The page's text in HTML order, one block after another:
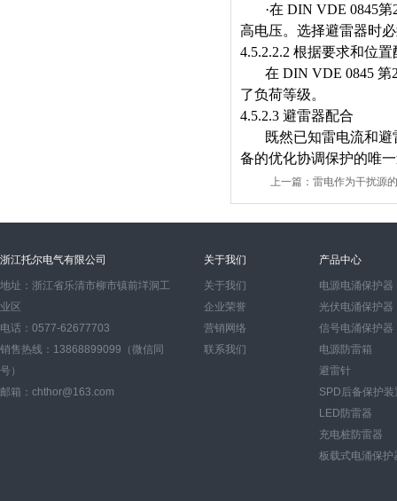
·在 DIN VDE 0845第
高电压。选择避雷器时
4.5.2.2.2 根据要求和位置
在 DIN VDE 0845 第
了负荷等级。
4.5.2.3 避雷器配合
既然已知雷电流和
备的优化协调保护的唯
上一篇： 雷电作为干扰源
浙江托尔电气有限公司
地址：浙江省乐清市柳市镇前垟洞工
业区
电话：0577-62677703
销售热线：13868899099（微信同
号）
邮箱：chthor@163.com
关于我们
关于我们
企业荣誉
营销网络
联系我们
产品中心
电源电涌保护器
光伏电涌保护器
信号电涌保护器
电源防雷箱
避雷针
SPD后备保护装
LED防雷器
充电桩防雷器
板载式电涌保护